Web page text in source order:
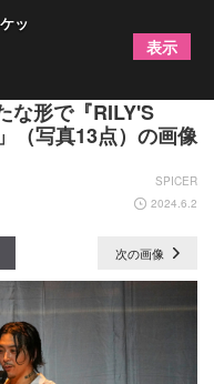
ヶ所15公演のソロ
な形で『RILY'S
（写真13点）の画像
SPICER
2024.6.2
次の画像
ッ
表示